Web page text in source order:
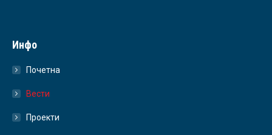
Инфо
Почетна
Вести
Проекти